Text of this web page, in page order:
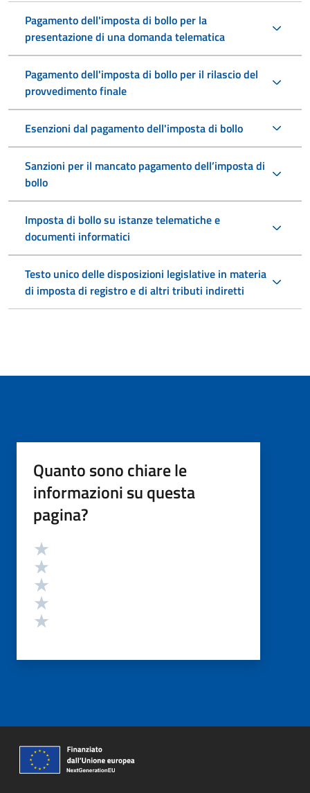
Pagamento dell'imposta di bollo per la
presentazione di una domanda telematica
Pagamento dell'imposta di bollo per il rilascio del
provvedimento finale
Esenzioni dal pagamento dell'imposta di bollo
Sanzioni per il mancato pagamento dell’imposta di
bollo
Imposta di bollo su istanze telematiche e
documenti informatici
Testo unico delle disposizioni legislative in materia
di imposta di registro e di altri tributi indiretti
Quanto sono chiare le
informazioni su questa
pagina?
Valutazione